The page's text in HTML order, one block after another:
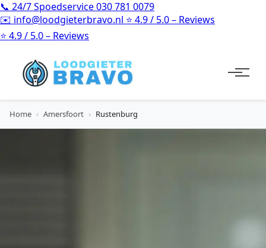
📞 24/7 Spoedservice030 781 0079
✉️ info@loodgieterbravo.nl ⭐ 4.9 / 5.0 – Reviews
⭐ 4.9 / 5.0 – Reviews
Home › Amersfoort › Rustenburg